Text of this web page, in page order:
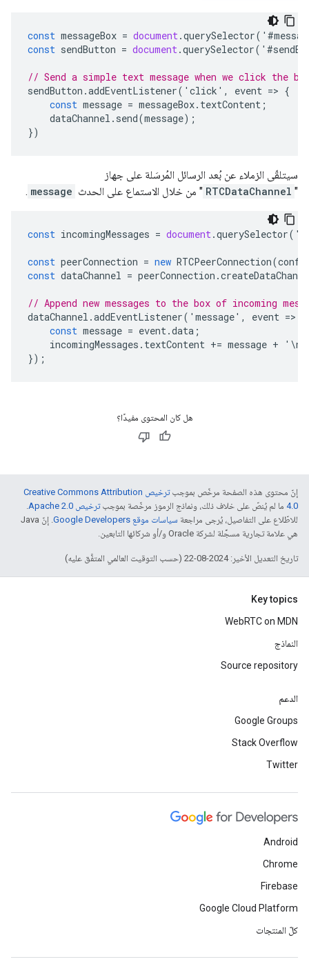
const messageBox = document.querySelector( ' #
const sendButton = document.querySelector( ' #
// Send a simple text message when we click the
sendButton .addEventListener( ' click ' , event => {
const message = messageBox. textContent ;
dataChannel . send(message);
})
سيتلقّى الزملاء عن بُعد الرسائل المُرسَلة على جهاز
"
RTCDataChannel " من خلال الاستماع على الحدث message
.
const incomingMessages = document.querySelector( '
const peerConnection = new RTCPeerConnection(
const dataChannel = peerConnection .
// Append new messages to the box of incoming
dataChannel .addEventListener( ' message' , event =>
const message = event.data ;
incomingMessages . textContent += message + ' \n
});
هل كان المحتوى مفيدًا؟
إنّ محتوى هذه الصفحة مرخّص بموجب
ترخيص Creative Commons Attribution
4.0‏ ما لم يُنصّ على خلاف ذلك، ونماذج الرموز مرخّصة بموجبترخيص Apache 2.0‏
.
للاطّلاع على التفاصيل، يُرجى مراجعة سياسات موقع Google Developers‏
. إنّ Java
هي علامة تجارية مسجَّلة لشركة Oracle و/أو شركائها التابعين.
تاريخ التعديل الأخير: 2024-08-22 (حسب التوقيت العالمي المتفَّق عليه)
Key topics
WebRTC on MDN
النماذج
Source repository
الدعم
Google Groups
Stack Overflow
Twitter
Android
Chrome
Firebase
Google Cloud Platform
كلّ المنتجات